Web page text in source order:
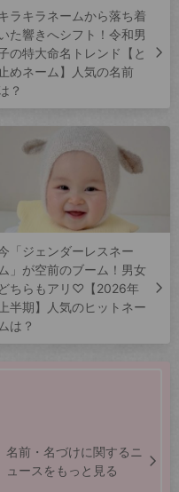
ラキラネームから落ち着
た響きへシフト！令和男
の特大命名トレンド【と
止めネーム】人気の名前
？
「ジェンダーレスネー
ム」が空前のブーム！男女
どちらもアリ♡【2026年
上半期】人気のヒットネー
ムは？
名前・名づけに関するニ
ュースをもっと見る